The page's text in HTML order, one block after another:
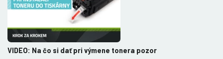
VIDEO: Na čo si dať pri výmene tonera pozor